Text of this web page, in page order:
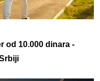
od 10.000 dinara -